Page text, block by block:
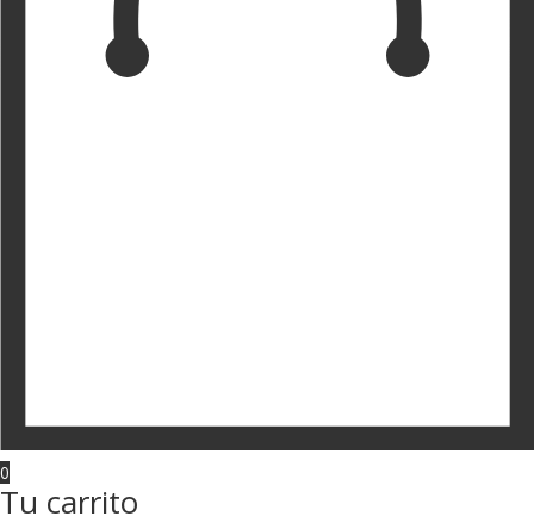
0
Tu carrito